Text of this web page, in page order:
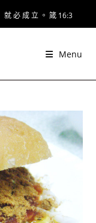
就 必 成 立 。 箴 16:3
Menu